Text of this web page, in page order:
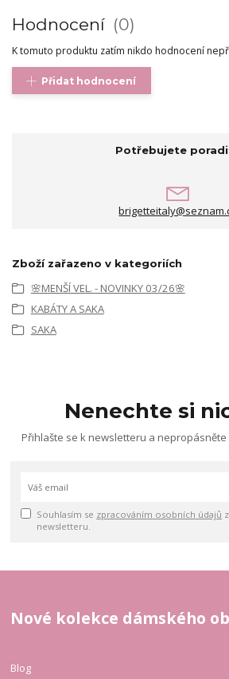
Hodnocení 0
K tomuto produktu zatím nikdo hodnocení
Přidat hodnocení
Potřebujete
Zboží zařazeno v kategoriích
🌸MENŠÍ VEL. - NOVINKY 03/26🌸
KABÁTY A SAKA
SAKA
Nenechte si
Přihlašte se k newsletteru a
Souhlasím se zpracováním osobních údajů
newsletteru.
Nové kolekce dámského
Blog